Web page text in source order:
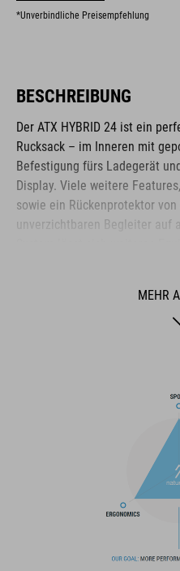
*Unverbindliche Preisempfehlung
BESCHREIBUNG
Der ATX HYBRID 24 ist ein
Rucksack – im Inneren mit
Befestigung fürs Ladegerät
Display. Viele weitere
sowie ein Rückenprotektor von
unverzichtbaren Begleiter auf
Die Marke CUBE steht für
hochwertige Produkte, welche
orientieren. Durch die enge
der Entwicklung von
perfekt aufeinander
Kombination aus Design,
MEHR